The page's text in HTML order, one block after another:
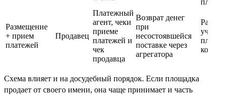
Размещение
+ прием
платежей
Продавец
Платежный
агент, чеки
приеме
платежей и
чек
продавца
Возврат денег
при
несостоявшейся
поставке через
агрегатора
учет
Схема влияет и на досудебный порядок. Если площадка
продает от своего имени, она чаще принимает и часть